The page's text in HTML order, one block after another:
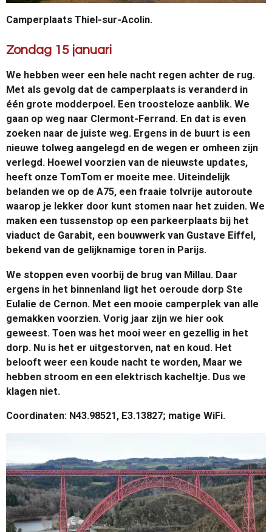
Camperplaats Thiel-sur-Acolin.
Zondag 15 januari
We hebben weer een hele nacht regen achter de rug.
Met als gevolg dat de camperplaats is veranderd in
één grote modderpoel. Een troosteloze aanblik. We
gaan op weg naar Clermont-Ferrand. En dat is even
zoeken naar de juiste weg. Ergens in de buurt is een
nieuwe tolweg aangelegd en de wegen er omheen zijn
verlegd. Hoewel voorzien van de nieuwste updates,
heeft onze TomTom er moeite mee. Uiteindelijk
belanden we op de A75, een fraaie tolvrije autoroute
waarop je lekker door kunt stomen naar het zuiden. We
maken een tussenstop op een parkeerplaats bij het
viaduct de Garabit, een bouwwerk van Gustave Eiffel,
bekend van de gelijknamige toren in Parijs.
We stoppen even voorbij de brug van Millau. Daar
ergens in het binnenland ligt het oeroude dorp Ste
Eulalie de Cernon. Met een mooie camperplek van alle
gemakken voorzien. Vorig jaar zijn we hier ook
geweest. Toen was het mooi weer en gezellig in het
dorp. Nu is het er uitgestorven, nat en koud. Het
belooft weer een koude nacht te worden, Maar we
hebben stroom en een elektrisch kacheltje. Dus we
klagen niet.
Coordinaten: N43.98521, E3.13827; matige WiFi.